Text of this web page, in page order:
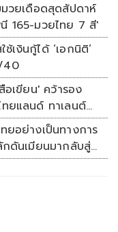
วยเดือดสุดสัปดาห์
165-มวยไทย 7 สี'
เงินกู้ได้ ‘เอกนิติ’
40
เขียน' คว้ารอง
ยแลนด์ ทาเลนต์
ยอย่างเป็นทางการ
ดันเมียนมากลับสู่